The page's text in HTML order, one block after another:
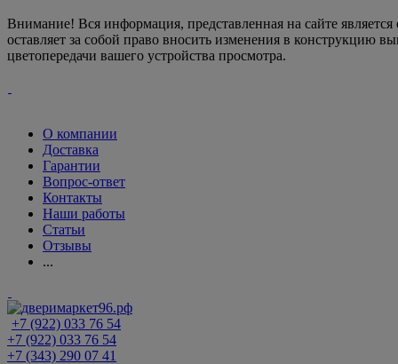
Внимание! Вся информация, представленная на сайте
оставляет за собой право вносить изменения в конструкцию
цветопередачи вашего устройства просмотра.
О компании
Доставка
Гарантии
Вопрос-ответ
Контакты
Наши работы
Статьи
Отзывы
...
+7 (922) 033 76 54
+7 (922) 033 76 54
+7 (343) 290 07 41